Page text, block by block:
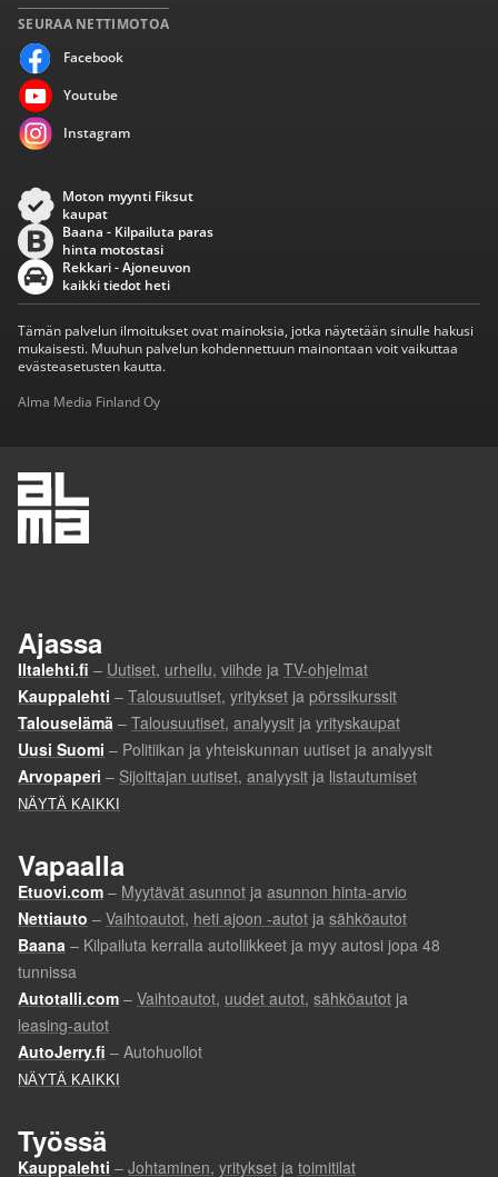
SEURAA NETTIMOTOA
Facebook
Youtube
Instagram
Moton myynti Fiksut
kaupat
Baana - Kilpailuta paras
hinta motostasi
Rekkari - Ajoneuvon
kaikki tiedot heti
Tämän palvelun ilmoitukset ovat mainoksia, jotka näytetään sinulle hakusi
mukaisesti. Muuhun palvelun kohdennettuun mainontaan voit vaikuttaa
evästeasetusten kautta.
Alma Media Finland Oy